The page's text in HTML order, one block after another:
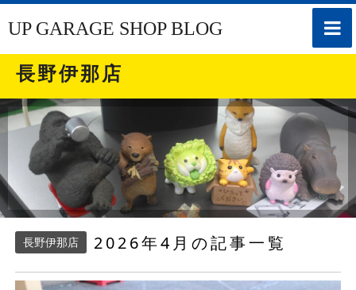
toggle
UP GARAGE SHOP BLOG
長野伊那店
長野伊那店 2026年4月の記事一覧